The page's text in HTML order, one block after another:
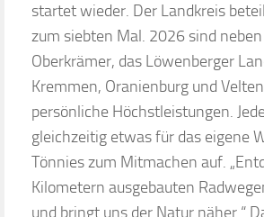
startet wieder. Der Landkreis
zum siebten Mal. 2026 sind
Oberkrämer, das Löwenberger
Kremmen, Oranienburg und
persönliche Höchstleistungen.
gleichzeitig etwas für das eigene
Tönnies zum Mitmachen auf.
Kilometern ausgebauten
und bringt uns der Natur näher.“